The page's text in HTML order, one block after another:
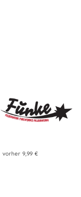
vorher 9,99 €